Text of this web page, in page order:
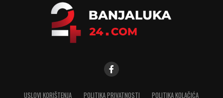
USLOVI KORIŠTENJA POLITIKA PRIVATNOSTI POLITIKA KOLAČIĆA